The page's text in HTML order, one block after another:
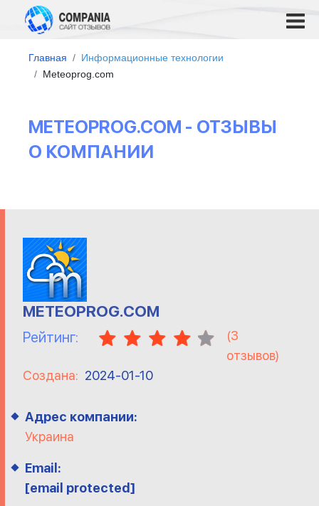
Главная
Информационные технологии
Meteoprog.com
METEOPROG.COM - ОТЗЫВЫ
О КОМПАНИИ
METEOPROG.COM
Рейтинг: (3
отзывов)
Создана: 2024-01-10
Адрес компании:
Украина
Email:
[email protected]